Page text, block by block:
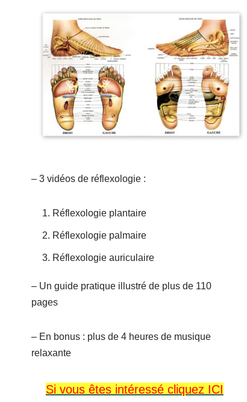
– 3 vidéos de réflexologie :
Réflexologie plantaire
Réflexologie palmaire
Réflexologie auriculaire
– Un guide pratique illustré de plus de 110
pages
– En bonus : plus de 4 heures de musique
relaxante
Si vous êtes intéressé cliquez ICI